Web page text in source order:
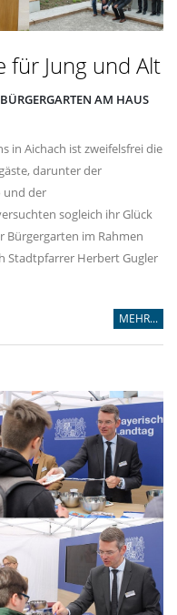
für Jung und Alt
AM HAUS
in Aichach ist zweifelsfrei die
darunter der
und der
sogleich ihr Glück
Bürgergarten im Rahmen
Stadtpfarrer Herbert Gugler
MEHR...